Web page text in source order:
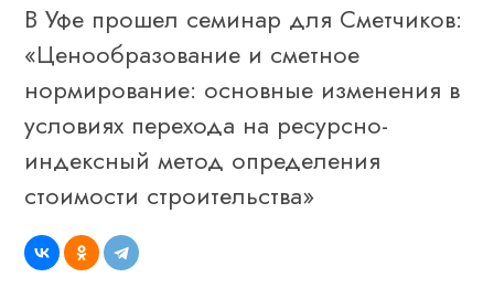
В Уфе прошел семинар для Сметчиков:
«Ценообразование и сметное
нормирование: основные изменения в
условиях перехода на ресурсно-
индексный метод определения
стоимости строительства»